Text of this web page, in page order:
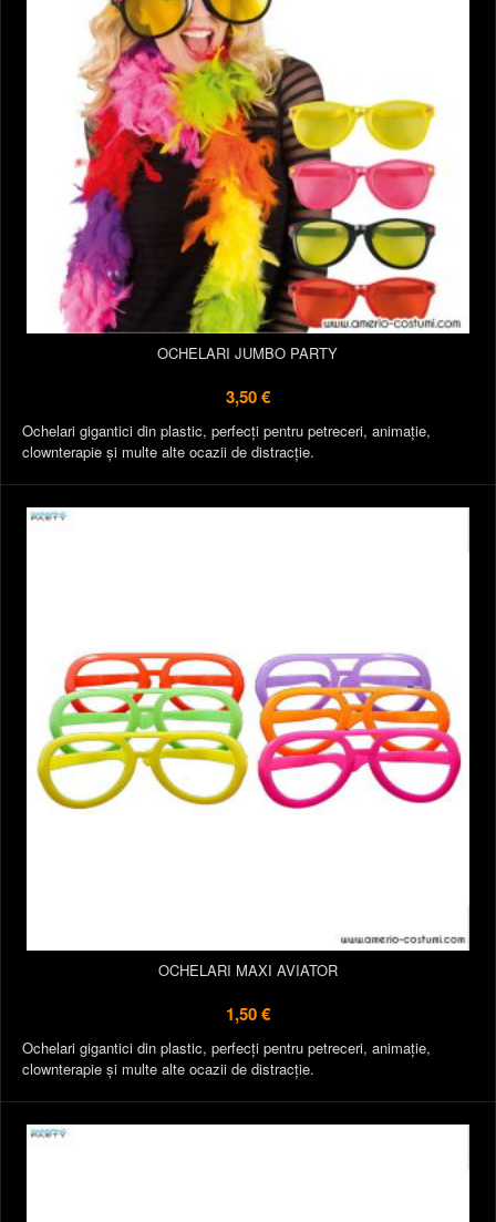
OCHELARI JUMBO PARTY
3,50 €
Ochelari gigantici din plastic, perfecți pentru petreceri, animație,
clownterapie și multe alte ocazii de distracție.
OCHELARI MAXI AVIATOR
1,50 €
Ochelari gigantici din plastic, perfecți pentru petreceri, animație,
clownterapie și multe alte ocazii de distracție.